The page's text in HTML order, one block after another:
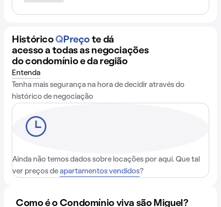
Histórico QPreço te dá
acesso a todas as negociações
do condomínio e da região
Entenda
Tenha mais segurança na hora de decidir através do
histórico de negociação
Ainda não temos dados sobre locações por aqui. Que tal
ver preços de apartamentos vendidos?
Como é o Condomínio viva são Miguel?